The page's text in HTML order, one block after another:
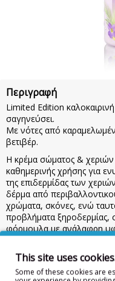
Περιγραφή
Limited Edition
σαγηνεύσει.
Με νότες από
βετιβέρ.
Η κρέμα σώματος & χεριών
καθημερινής χρήσης για
της επιδερμίδας των
δέρμα από
χρώματα, σκόνες, ενώ
προβλήματα ξηροδερμίας,
φόρμουλα με ανάλαφρη
γρήγορα χωρίς να αφήνει
Χρήση: Μετά από
μασάζ. Προσφέρει άμεση
This site uses
Some of these cookies are